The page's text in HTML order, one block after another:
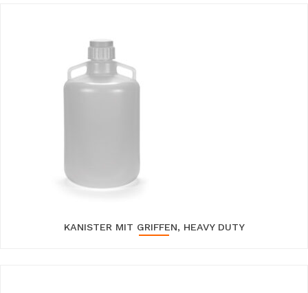
KANISTER MIT GRIFFEN, HEAVY DUTY